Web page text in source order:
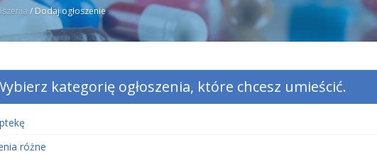
/ Dodaj ogłoszenie
kategorię ogłoszenia, które chcesz umieścić.
różne